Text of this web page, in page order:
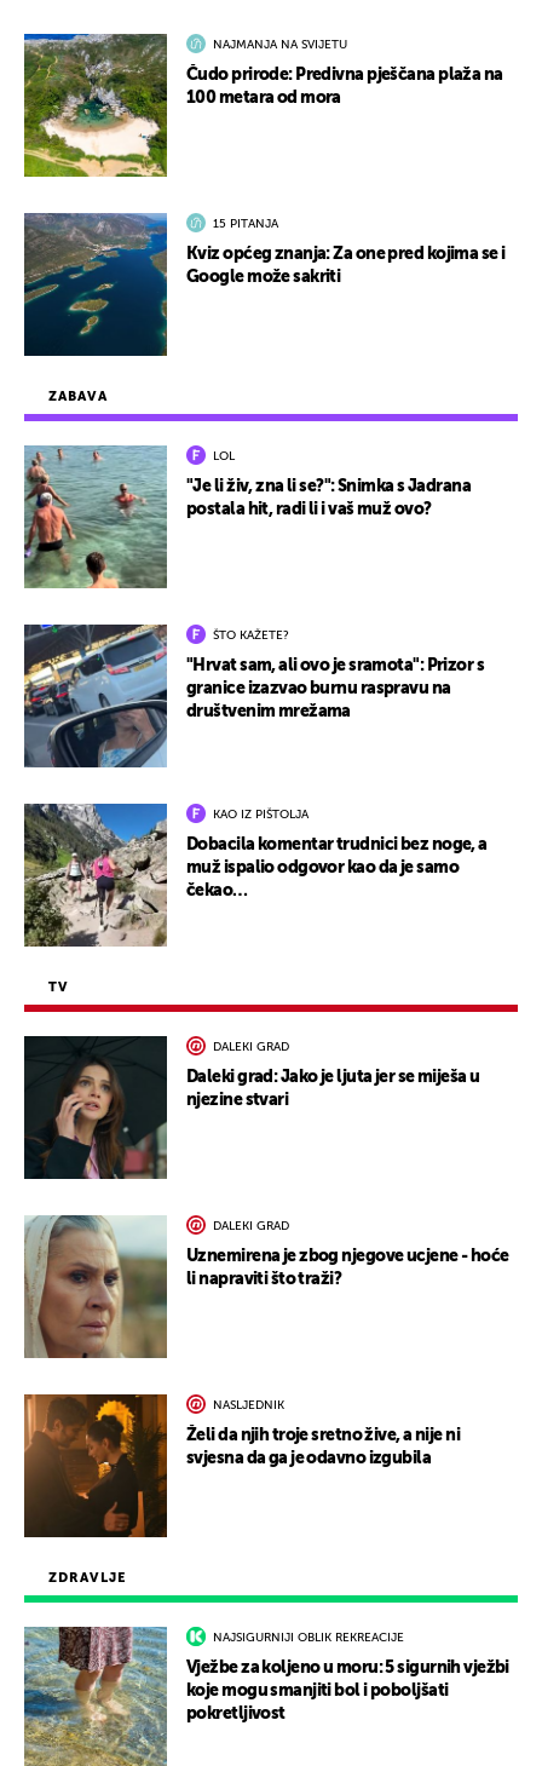
ZDRAVLJE
NAJSIGURNIJI OBLIK REKREACIJE
Vježbe za koljeno u moru: 5 sigurnih vježbi
koje mogu smanjiti bol i poboljšati
pokretljivost
ZABAVA
LOL
"Je li živ, zna li se?": Snimka s Jadrana
postala hit, radi li i vaš muž ovo?
ŠTO KAŽETE?
"Hrvat sam, ali ovo je sramota": Prizor s
granice izazvao burnu raspravu na
društvenim mrežama
KAO IZ PIŠTOLJA
Dobacila komentar trudnici bez noge, a
muž ispalio odgovor kao da je samo
čekao…
TV
DALEKI GRAD
Daleki grad: Jako je ljuta jer se miješa u
njezine stvari
DALEKI GRAD
Uznemirena je zbog njegove ucjene - hoće
li napraviti što traži?
NASLJEDNIK
Želi da njih troje sretno žive, a nije ni
svjesna da ga je odavno izgubila
NAJMANJA NA SVIJETU
Čudo prirode: Predivna pješčana plaža na
100 metara od mora
15 PITANJA
Kviz općeg znanja: Za one pred kojima se i
Google može sakriti